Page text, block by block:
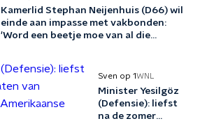
Kamerlid Stephan Neijenhuis (D66) wil
einde aan impasse met vakbonden:
'Word een beetje moe van al die
Sven op 1WNL
Minister Yesilgöz
(Defensie): liefst
na de zomer